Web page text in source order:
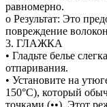
равномерно.
o Результат: Это
повреждение
3. ГЛАЖКА
• Гладьте белье
отпаривания.
• Установите на
150°C), который
точками (••). Этот